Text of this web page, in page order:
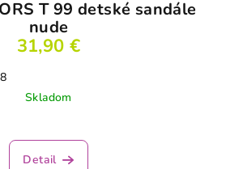
T 99 detské sandále
nude
31,90 €
Skladom
Detail